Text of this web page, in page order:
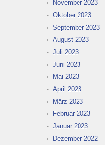
November 2023
Oktober 2023
September 2023
August 2023
Juli 2023
Juni 2023
Mai 2023
April 2023
März 2023
Februar 2023
Januar 2023
Dezember 2022